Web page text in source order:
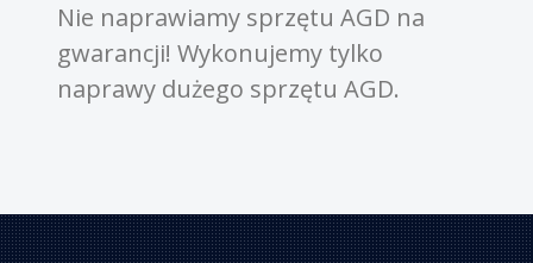
sprzętu AGD na
Wykonujemy tylko
dużego sprzętu AGD.
od 100 złotych
gratis gdy
sprzętu.